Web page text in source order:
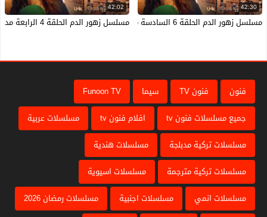
42:30
مسلسل زهور الدم الحلقة 6 السادسة مدبلجة قصة عشق
42:02
مسلسل زهور الدم الحلقة 4 الرابعة مدبلجة HD
فنون فنون TV سيما
Funoon TV
جميع مسلسلات فنون tv
افلام فنون tv
مسلسلات عربية
مسلسلات تركية مدبلجة
مسلسلات هندية
مسلسلات تركية مترجمة
مسلسلات اسيوية
مسلسلات انمي
مسلسلات اجنبية مسلسلات رمضان 2026